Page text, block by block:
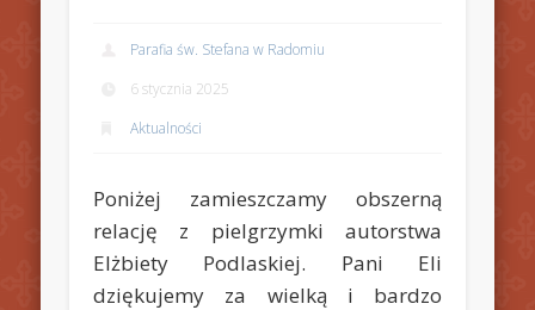
Parafia św. Stefana w Radomiu
6 stycznia 2025
Aktualności
Poniżej zamieszczamy obszerną
relację z pielgrzymki autorstwa
Elżbiety Podlaskiej. Pani Eli
dziękujemy za wielką i bardzo